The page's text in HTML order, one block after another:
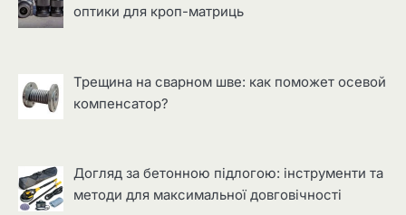
оптики для кроп-матриць
Трещина на сварном шве: как поможет осевой
компенсатор?
Догляд за бетонною підлогою: інструменти та
методи для максимальної довговічності